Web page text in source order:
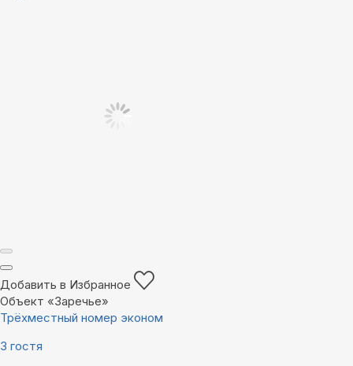
Добавить в Избранное
Объект «Заречье»
Трёхместный номер эконом
3 гостя